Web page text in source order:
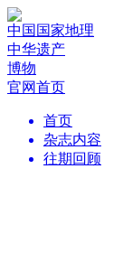
中国国家地理
中华遗产
博物
官网首页
首页
杂志内容
往期回顾